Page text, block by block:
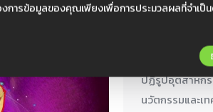
ารข้อมูลของคุณเพียงเพื่อการประมวลผลที่จำเป็
กุมภาพันธ์ 23,
กิจกรรมพัฒน
เชิงพาณิชย์ภา
ปฏิรูปอุตสาหก
นวัตกรรมและเ